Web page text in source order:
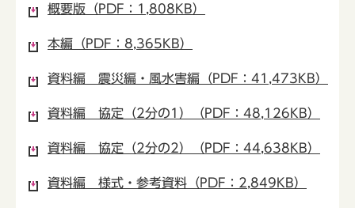
概要版（PDF：1,808KB）
本編（PDF：8,365KB）
資料編 震災編・風水害編（PDF：41,473KB）
資料編 協定（2分の1）（PDF：48,126KB）
資料編 協定（2分の2）（PDF：44,638KB）
資料編 様式・参考資料（PDF：2,849KB）